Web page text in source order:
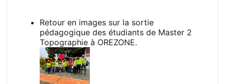
Retour en images sur la sortie
pédagogique des étudiants de Master 2
Topographie à OREZONE.